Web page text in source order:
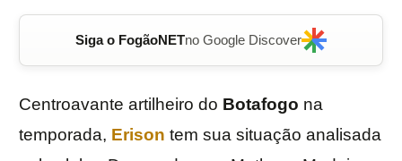
Siga o FogãoNETno Google Discover
Centroavante artilheiro do Botafogo na
temporada, Erison tem sua situação analisada